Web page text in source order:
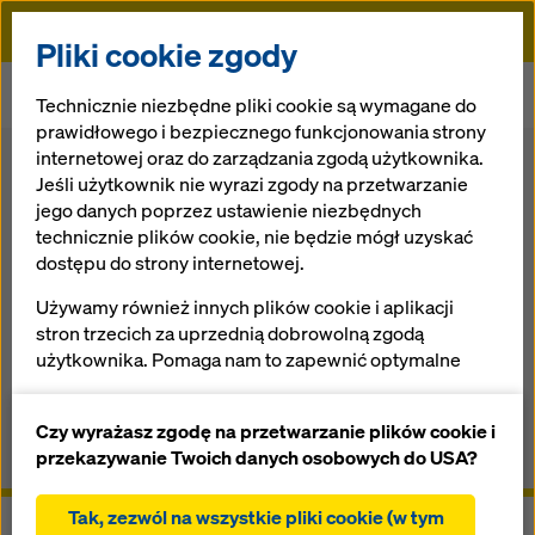
Doka
Produkty i rozwiązania
Deskowanie wznoszące
Prowadzone deskowanie przestawne Xclimb 60
Wstecz do przeglądu
Prowadzone deskowanie
przestawne Xclimb 60
System przestawiany dźwigiem stale połączony z
budowlą
Instrukcje, dokumentacja i filmy
Pliki cookie zgody
Technicznie niezbędne pliki cookie są wymagane do
prawidłowego i bezpiecznego funkcjonowania strony
internetowej oraz do zarządzania zgodą użytkownika.
Jeśli użytkownik nie wyrazi zgody na przetwarzanie
jego danych poprzez ustawienie niezbędnych
technicznie plików cookie, nie będzie mógł uzyskać
dostępu do strony internetowej.
Używamy również innych plików cookie i aplikacji
stron trzecich za uprzednią dobrowolną zgodą
użytkownika. Pomaga nam to zapewnić optymalne
ciągłe ulepszanie funkcjonalności naszej strony
internetowej (funkcjonalne i statystyczne pliki
ułatwienie sprawnego procesu zakupu podczas
Czy wyrażasz zgodę na przetwarzanie plików cookie i
przekazywanie Twoich danych osobowych do USA?
Tak, zezwól na wszystkie pliki cookie (w tym